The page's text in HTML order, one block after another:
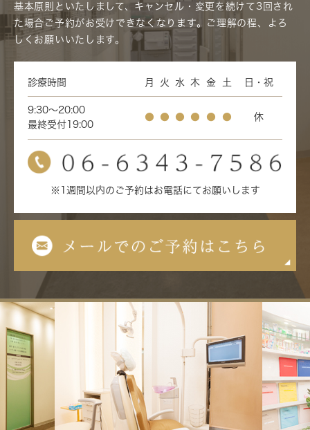
基本原則といたしまして、キャンセル・変更を続けて3回され
た場合ご予約がお受けできなくなります。ご理解の程、よろ
しくお願いいたします。
診療時間 月 火 水 木 金 土 日・祝
9:30～20:00
最終受付19:00
● ● ● ● ● ● 休
※1週間以内のご予約はお電話にてお願いします